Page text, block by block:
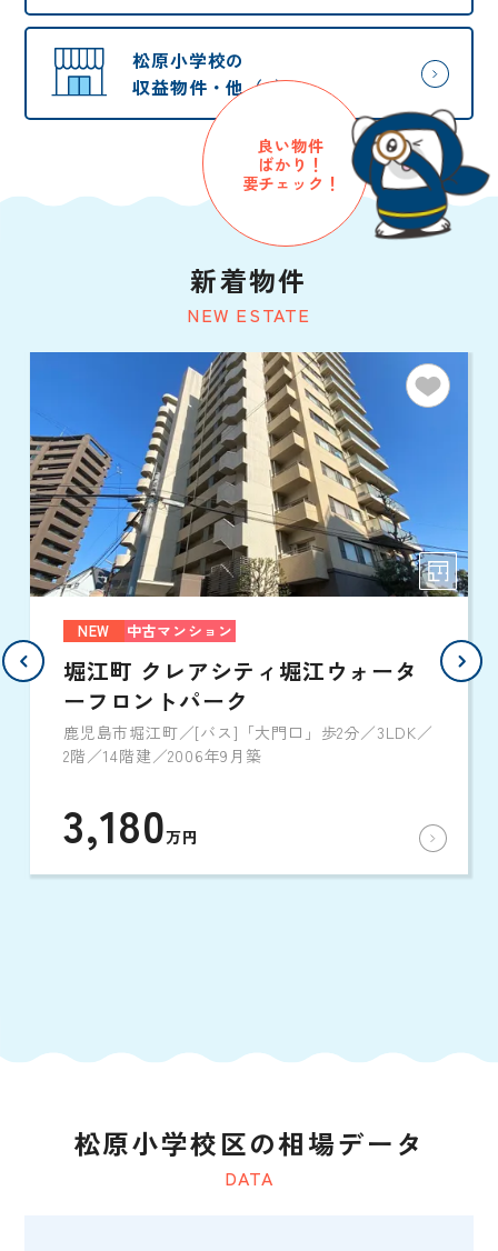
松原小学校の
収益物件・他（9）
NEW ESTATE
新着物件
良い物件
ばかり！
要チェック！
NEW 中古マンション
堀江町 クレアシティ堀江ウォータ
ーフロントパーク
鹿児島市堀江町／[バス]「大門口」歩2分／3LDK／
2階／14階建／2006年9月築
3,180万円
DATA
松原小学校区の相場データ